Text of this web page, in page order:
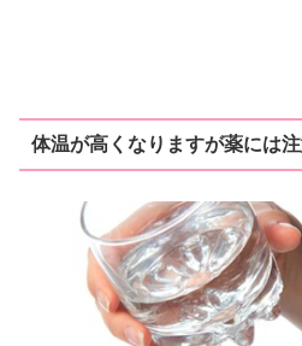
体温が高くなりますが薬には